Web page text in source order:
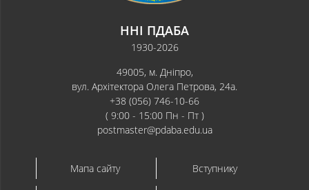
ННІ ПДАБА
1930-2026
49005, м. Дніпро,
вул. Архітектора Олега Петрова, 24а.
+38 (056) 746-10-66
( 9:00 - 15:00 Пн - Пт )
postmaster@pdaba.edu.ua
Мапа сайту Вступнику